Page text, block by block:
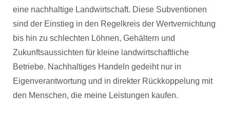
eine nachhaltige Landwirtschaft. Diese Subventionen
sind der Einstieg in den Regelkreis der Wertvernichtung
bis hin zu schlechten Löhnen, Gehältern und
Zukunftsaussichten für kleine landwirtschaftliche
Betriebe. Nachhaltiges Handeln gedeiht nur in
Eigenverantwortung und in direkter Rückkoppelung mit
den Menschen, die meine Leistungen kaufen.